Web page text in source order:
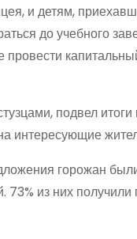
и детям,
до учебного
подвел
интересующие
горожан
из них